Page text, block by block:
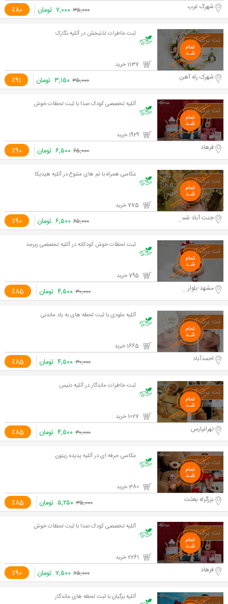
٪80 شهرک غرب ۳۵,۰۰۰ ۷,۰۰۰ تومان
ثبت خاطرات لذتبخش در آتلیه نگارک
٪91 شهرک راه آهن ۳۵,۰۰۰ ۳,۱۵۰ تومان
آتلیه تخصصی کودک صدا با ثبت لحظات خوش
٪90 فرهاد ۶۵,۰۰۰ ۶,۵۰۰ تومان
عکاسی همراه با تم های متنوع در آتلیه هیدیکا
٪90 جنت آباد شمالی ۶۵,۰۰۰ ۶,۵۰۰ تومان
ثبت لحظات خوش کودکانه در آتلیه تخصصی زبرجد
٪85 مشهد-بلوار سازمان آب ۳۰,۰۰۰ ۴,۵۰۰ تومان
آتلیه ملودی با ثبت لحظه های به یاد ماندنی
٪85 احمدآباد ۳۰,۰۰۰ ۴,۵۰۰ تومان
ثبت خاطرات ماندگار در آتلیه دنیس
٪85 تهرانپارس ۳۰,۰۰۰ ۴,۵۰۰ تومان
عکاسی حرفه ای در آتلیه پدیده زیتون
٪85 بزرگراه بعثت ۳۵,۰۰۰ ۵,۲۵۰ تومان
آتلیه تخصصی کودک صدا با ثبت لحظات خوش
٪90 فرهاد ۷۵,۰۰۰ ۷,۵۰۰ تومان
آتلیه برگیان با ثبت لحظه های ماندگار